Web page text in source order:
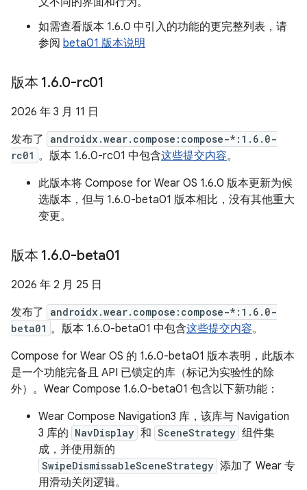
如需查看版本 1.6.0 中引入的功能的更完整列表，请
参阅 beta01 版本说明
版本 1.6.0-rc01
2026 年 3 月 11 日
发布了
androidx.wear.compose:compose-*:1.6.0-
rc01 。版本 1.6.0-rc01 中包含这些提交内容。
此版本将 Compose for Wear OS 1.6.0 版本更新为候
选版本，但与 1.6.0-beta01 版本相比，没有其他重大
变更。
版本 1.6.0-beta01
2026 年 2 月 25 日
发布了
androidx.wear.compose:compose-*:1.6.0-
beta01 。版本 1.6.0-beta01 中包含这些提交内容。
Compose for Wear OS 的 1.6.0-beta01 版本表明，此版本
是一个功能完备且 API 已锁定的库（标记为实验性的除
外）。Wear Compose 1.6.0-beta01 包含以下新功能：
Wear Compose Navigation3 库，该库与 Navigation
3 库的 NavDisplay 和 SceneStrategy 组件集
成，并使用新的
SwipeDismissableSceneStrategy 添加了 Wear 专
用滑动关闭逻辑。